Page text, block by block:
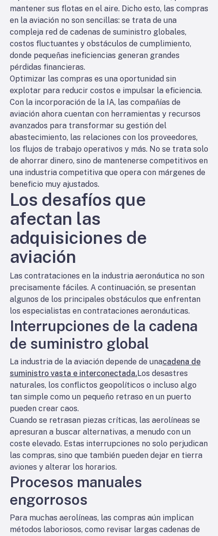
mantener sus flotas en el aire. Dicho esto, las compras
en la aviación no son sencillas: se trata de una
compleja red de cadenas de suministro globales,
costos fluctuantes y obstáculos de cumplimiento,
donde pequeñas ineficiencias generan grandes
pérdidas financieras.
Optimizar las compras es una oportunidad sin
explotar para reducir costos e impulsar la eficiencia.
Con la incorporación de la IA, las compañías de
aviación ahora cuentan con herramientas y recursos
avanzados para transformar su gestión del
abastecimiento, las relaciones con los proveedores,
los flujos de trabajo operativos y más. No se trata solo
de ahorrar dinero, sino de mantenerse competitivos en
una industria competitiva que opera con márgenes de
beneficio muy ajustados.
Los desafíos que
afectan las
adquisiciones de
aviación
Las contrataciones en la industria aeronáutica no son
precisamente fáciles. A continuación, se presentan
algunos de los principales obstáculos que enfrentan
los especialistas en contrataciones aeronáuticas.
Interrupciones de la cadena
de suministro global
La industria de la aviación depende de unacadena de
suministro vasta e interconectada.Los desastres
naturales, los conflictos geopolíticos o incluso algo
tan simple como un pequeño retraso en un puerto
pueden crear caos.
Cuando se retrasan piezas críticas, las aerolíneas se
apresuran a buscar alternativas, a menudo con un
coste elevado. Estas interrupciones no solo perjudican
las compras, sino que también pueden dejar en tierra
aviones y alterar los horarios.
Procesos manuales
engorrosos
Para muchas aerolíneas, las compras aún implican
métodos laboriosos, como revisar largas cadenas de